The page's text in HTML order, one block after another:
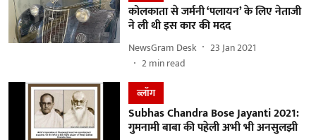
कोलकाता से जर्मनी ‘पलायन’ के लिए नेताजी
ने ली थी इस कार की मदद
NewsGram Desk
23 Jan 2021
2min read
ब्लॉग
Subhas Chandra Bose Jayanti 2021:
गुमनामी बाबा की पहेली अभी भी अनसुलझी